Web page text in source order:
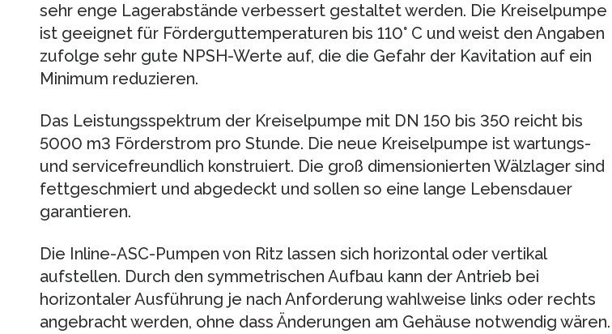
sehr enge Lagerabstände verbessert gestaltet werden. Die Kreiselpumpe
ist geeignet für Förderguttemperaturen bis 110° C und weist den Angaben
zufolge sehr gute NPSH-Werte auf, die die Gefahr der Kavitation auf ein
Minimum reduzieren.
Das Leistungsspektrum der Kreiselpumpe mit DN 150 bis 350 reicht bis
5000 m3 Förderstrom pro Stunde. Die neue Kreiselpumpe ist wartungs-
und servicefreundlich konstruiert. Die groß dimensionierten Wälzlager sind
fettgeschmiert und abgedeckt und sollen so eine lange Lebensdauer
garantieren.
Die Inline-ASC-Pumpen von Ritz lassen sich horizontal oder vertikal
aufstellen. Durch den symmetrischen Aufbau kann der Antrieb bei
horizontaler Ausführung je nach Anforderung wahlweise links oder rechts
angebracht werden, ohne dass Änderungen am Gehäuse notwendig wären.